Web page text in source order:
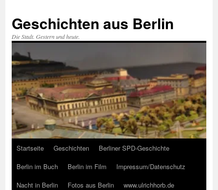
springen
Geschichten aus Berlin
Die Stadt. Gestern und heute.
Startseite Geschichten
Berliner SPD-Geschichte
Berlin im Buch
Berlin im Film
Impressum/Datenschutz
Nacht in Berlin
Fotos aus Berlin
www.ulrichhorb.de